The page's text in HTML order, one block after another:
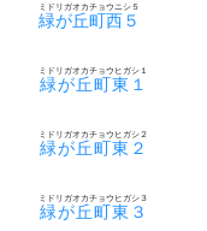
緑が丘町西５
ミドリガオカチョウニシ５
緑が丘町東１
ミドリガオカチョウヒガシ１
緑が丘町東２
ミドリガオカチョウヒガシ２
緑が丘町東３
ミドリガオカチョウヒガシ３